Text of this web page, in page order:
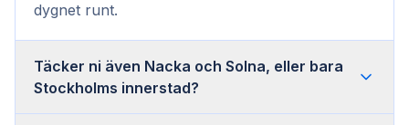
dygnet runt.
Täcker ni även Nacka och Solna, eller bara
Stockholms innerstad?